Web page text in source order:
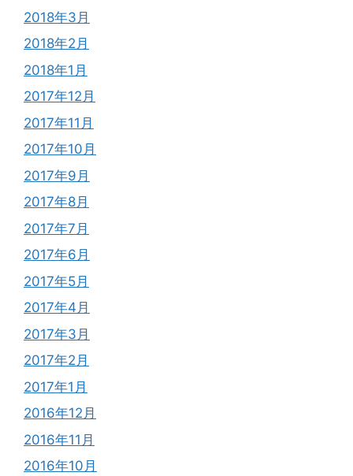
2018年3月
2018年2月
2018年1月
2017年12月
2017年11月
2017年10月
2017年9月
2017年8月
2017年7月
2017年6月
2017年5月
2017年4月
2017年3月
2017年2月
2017年1月
2016年12月
2016年11月
2016年10月